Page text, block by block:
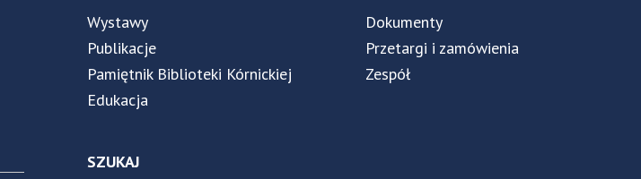
Wystawy
Publikacje
Pamiętnik Biblioteki Kórnickiej
Edukacja
Dokumenty
Przetargi i zamówienia
Zespół
SZUKAJ